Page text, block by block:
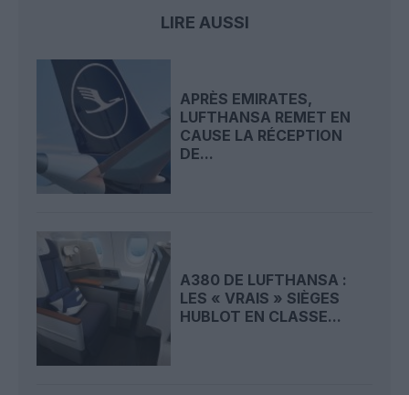
LIRE AUSSI
APRÈS EMIRATES,
LUFTHANSA REMET EN
CAUSE LA RÉCEPTION
DE...
A380 DE LUFTHANSA :
LES « VRAIS » SIÈGES
HUBLOT EN CLASSE...